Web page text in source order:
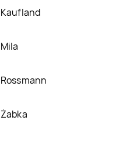
Kaufland
Mila
Rossmann
Żabka